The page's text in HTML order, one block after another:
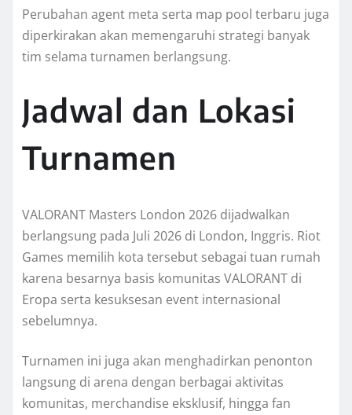
Perubahan agent meta serta map pool terbaru juga
diperkirakan akan memengaruhi strategi banyak
tim selama turnamen berlangsung.
Jadwal dan Lokasi
Turnamen
VALORANT Masters London 2026 dijadwalkan
berlangsung pada Juli 2026 di London, Inggris. Riot
Games memilih kota tersebut sebagai tuan rumah
karena besarnya basis komunitas VALORANT di
Eropa serta kesuksesan event internasional
sebelumnya.
Turnamen ini juga akan menghadirkan penonton
langsung di arena dengan berbagai aktivitas
komunitas, merchandise eksklusif, hingga fan